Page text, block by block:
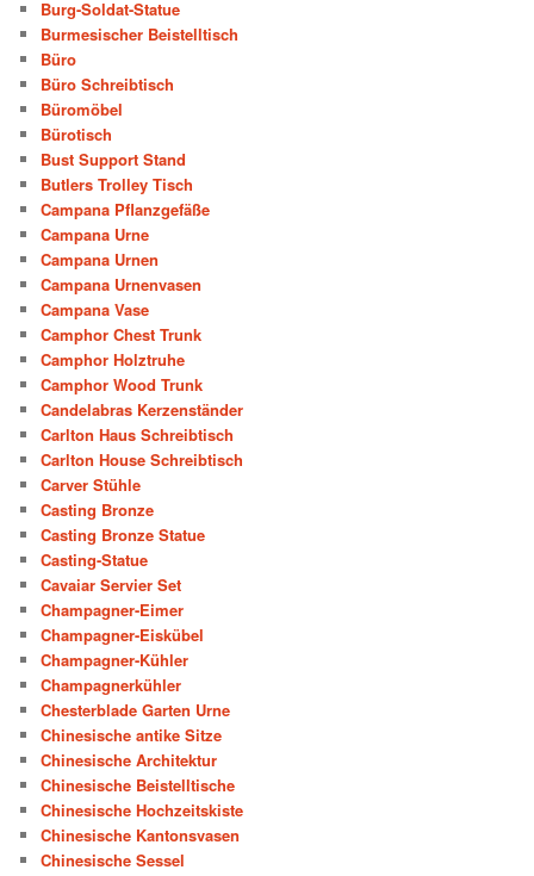
Burg-Soldat-Statue
Burmesischer Beistelltisch
Büro
Büro Schreibtisch
Büromöbel
Bürotisch
Bust Support Stand
Butlers Trolley Tisch
Campana Pflanzgefäße
Campana Urne
Campana Urnen
Campana Urnenvasen
Campana Vase
Camphor Chest Trunk
Camphor Holztruhe
Camphor Wood Trunk
Candelabras Kerzenständer
Carlton Haus Schreibtisch
Carlton House Schreibtisch
Carver Stühle
Casting Bronze
Casting Bronze Statue
Casting-Statue
Cavaiar Servier Set
Champagner-Eimer
Champagner-Eiskübel
Champagner-Kühler
Champagnerkühler
Chesterblade Garten Urne
Chinesische antike Sitze
Chinesische Architektur
Chinesische Beistelltische
Chinesische Hochzeitskiste
Chinesische Kantonsvasen
Chinesische Sessel